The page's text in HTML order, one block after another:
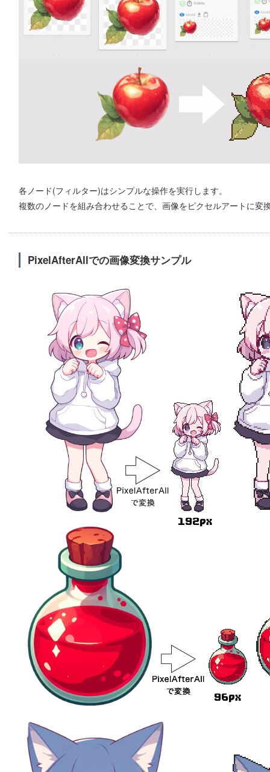
各ノード(フィルター)はシンプルな操作を実行します。
複数のノードを組み合わせることで、画像をピクセルアートに変
PixelAfterAllでの画像変換サンプル